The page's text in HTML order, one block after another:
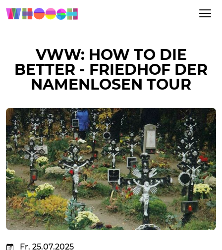
VWW: HOW TO DIE
BETTER - FRIEDHOF DER
NAMENLOSEN TOUR
Fr. 25.07.2025